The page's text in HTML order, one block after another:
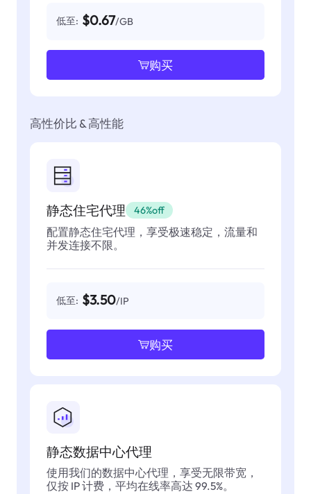
低至: $0.67/GB
购买
高性价比 & 高性能
静态住宅代理 46%off
配置静态住宅代理，享受极速稳定，流量和
并发连接不限。
低至: $3.50/IP
购买
静态数据中心代理
使用我们的数据中心代理，享受无限带宽，
仅按 IP 计费，平均在线率高达 99.5%。